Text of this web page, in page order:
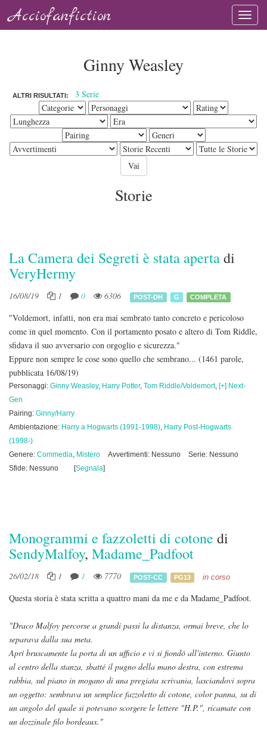
Acciofanfiction
Ginny Weasley
ALTRI RISULTATI: 3 Serie
Storie
La Camera dei Segreti è stata apertadi
VeryHermy
16/08/19 1 0 6306 POST-DH G COMPLETA
"Voldemort, infatti, non era mai sembrato tanto concreto e pericoloso
come in quel momento. Con il portamento posato e altero di Tom Riddle,
sfidava il suo avversario con orgoglio e sicurezza."
Eppure non sempre le cose sono quello che sembrano... (1461 parole,
pubblicata 16/08/19)
Personaggi: Ginny Weasley, Harry Potter, Tom Riddle/Voldemort, [+] Next-
Gen
Pairing: Ginny/Harry
Ambientazione: Harry a Hogwarts (1991-1998), Harry Post-Hogwarts
(1998-)
Genere: Commedia, Mistero Avvertimenti: Nessuno
Serie: Nessuno
Sfide: Nessuno
[Segnala]
Monogrammi e fazzoletti di cotone di
SendyMalfoy, Madame_Padfoot
26/02/18 1 1 7770 POST-CC PG13 in corso
Questa storia è stata scritta a quattro mani da me e da Madame_Padfoot.
"Draco Malfoy percorse a grandi passi la distanza, ormai breve, che lo
separava dalla sua meta.
Aprì bruscamente la porta di un ufficio e vi si fiondò all'interno. Giunto
al centro della stanza, sbatté il pugno della mano destra, con estrema
rabbia, sul piano in mogano di una pregiata scrivania, lasciandovi sopra
un oggetto: sembrava un semplice fazzoletto di cotone, color panna, su di
un angolo del quale si potevano scorgere le lettere "H.P.", ricamate con
un dozzinale filo bordeaux."